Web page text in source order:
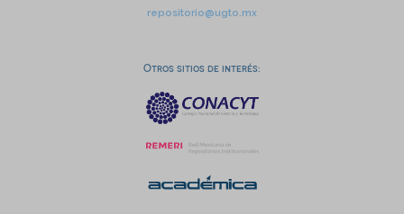
repositorio@ugto.mx
Otros sitios de interés: